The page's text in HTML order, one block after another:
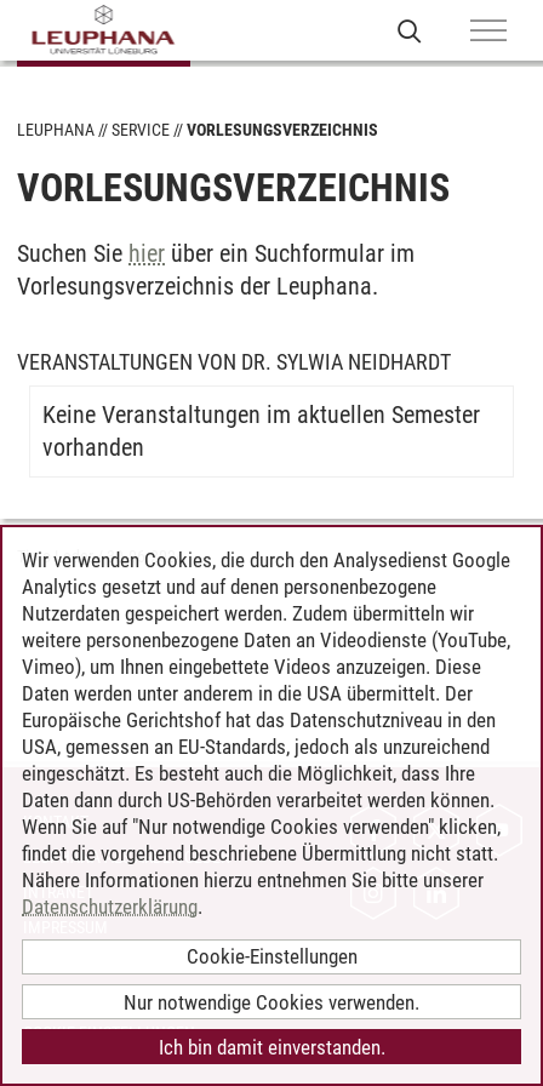
LEUPHANA SERVICE VORLESUNGSVERZEICHNIS
VORLESUNGSVERZEICHNIS
Suchen Sie hier über ein Suchformular im
Vorlesungsverzeichnis der Leuphana.
VERANSTALTUNGEN VON DR. SYLWIA NEIDHARDT
Keine Veranstaltungen im aktuellen Semester
vorhanden
Timo Leder/30.06.2024
KONTAKT
LEUPHANA ALS ARBEITGEBER
INTRANET
BARRIEREFREIHEIT
COOKIE-EINSTELLUNGEN
Wir verwenden Cookies, die durch den Analysedienst Google
Analytics gesetzt und auf denen personenbezogene
Nutzerdaten gespeichert werden. Zudem übermitteln wir
weitere personenbezogene Daten an Videodienste (YouTube,
Vimeo), um Ihnen eingebettete Videos anzuzeigen. Diese
Daten werden unter anderem in die USA übermittelt. Der
Europäische Gerichtshof hat das Datenschutzniveau in den
USA, gemessen an EU-Standards, jedoch als unzureichend
eingeschätzt. Es besteht auch die Möglichkeit, dass Ihre
Daten dann durch US-Behörden verarbeitet werden können.
Wenn Sie auf "Nur notwendige Cookies verwenden" klicken,
findet die vorgehend beschriebene Übermittlung nicht statt.
Nähere Informationen hierzu entnehmen Sie bitte unserer
Datenschutzerklärung.
Cookie-Einstellungen
Nur notwendige Cookies verwenden.
Ich bin damit einverstanden.